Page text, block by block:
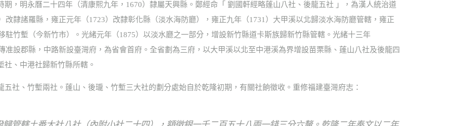
期，明永曆二十四年（清康熙九年，1670）隸屬天興縣。鄭經命「 劉國軒經略蓬山八社、後龍五社 」，為漢人統治道
改隸諸羅縣，雍正元年（1723）改隸彰化縣（淡水海防廳），雍正九年（1731）大甲溪以北歸淡水海防廳管轄，雍正
駐竹塹（今新竹市）。光緒元年（1875）以淡水廳之一部分，增設新竹縣道卡斯族歸新竹縣管轄。光緒十三年
准設郡縣，中路新設臺灣府，為省會首府。全省劃為三府，以大甲溪以北至中港溪為界增設苗栗縣、蓬山八社及後龍四
、中港社歸新竹縣所轄。
社、竹塹兩社。蓬山、後瓏、竹塹三大社的劃分處始自於乾隆初期，有關社餉徵收。重修福建臺灣府志：